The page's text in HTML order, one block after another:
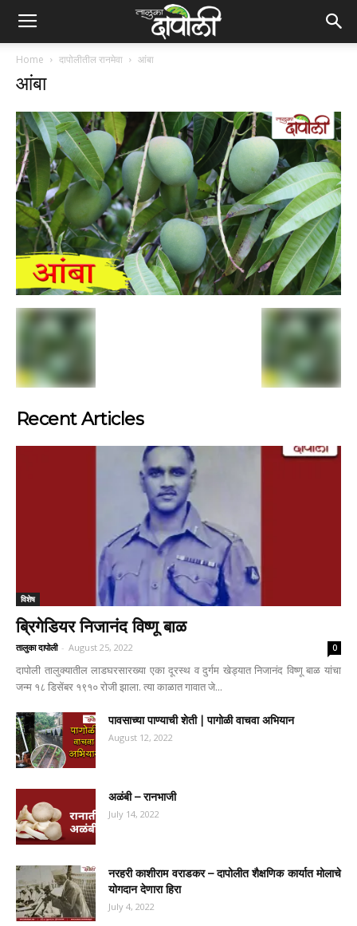
Home दापोलीतील रानमेवा आंबा
आंबा
Recent Articles
विशेष
ब्रिगेडियर निजानंद विष्णू बाळ
तालुका दापोली - August 25, 2022 0
दापोली तालुक्यातील लाडघरसारख्या एका दूरस्थ व दुर्गम खेड्यात निजानंद विष्णू बाळ यांचा
जन्म १८ डिसेंबर १९१० रोजी झाला. त्या काळात गावात जे...
पावसाच्या पाण्याची शेती | पागोळी वाचवा अभियान
August 12, 2022
अळंबी – रानभाजी
July 14, 2022
नरहरी काशीराम वराडकर – दापोलीत शैक्षणिक कार्यात मोलाचे
योगदान देणारा हिरा
July 4, 2022